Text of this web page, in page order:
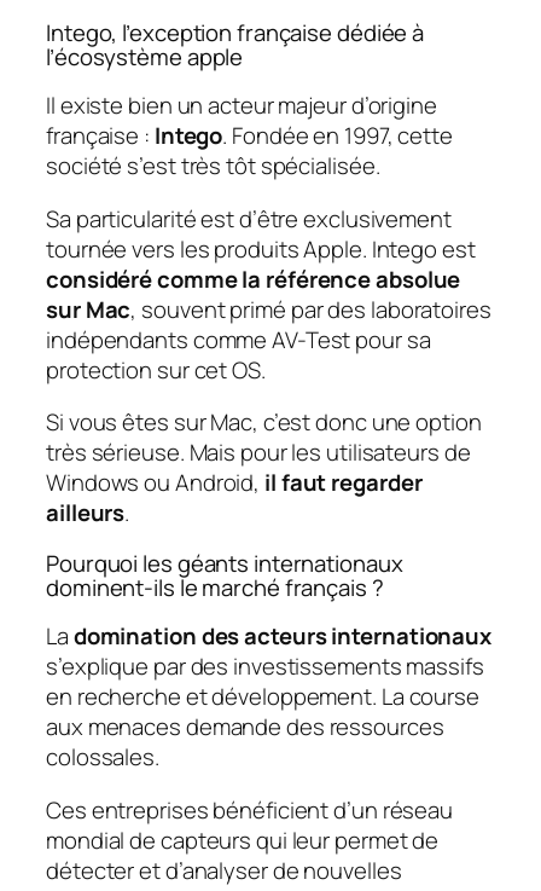
Intego, l’exception française dédiée à
l’écosystème apple
Il existe bien un acteur majeur d’origine
française : Intego. Fondée en 1997, cette
société s’est très tôt spécialisée.
Sa particularité est d’être exclusivement
tournée vers les produits Apple. Intego est
considéré comme la référence absolue
sur Mac, souvent primé par des laboratoires
indépendants comme AV-Test pour sa
protection sur cet OS.
Si vous êtes sur Mac, c’est donc une option
très sérieuse. Mais pour les utilisateurs de
Windows ou Android, il faut regarder
ailleurs.
Pourquoi les géants internationaux
dominent-ils le marché français ?
Ladomination des acteurs internationaux
s’explique par des investissements massifs
en recherche et développement. La course
aux menaces demande des ressources
colossales.
Ces entreprises bénéficient d’un réseau
mondial de capteurs qui leur permet de
détecter et d’analyser de nouvelles